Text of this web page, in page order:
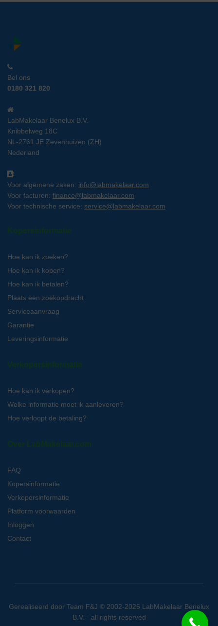
Bel ons
0180 321 820
LabMakelaar Benelux B.V.
Knibbelweg 18C
NL-2761 JE Zevenhuizen (ZH)
Nederland
Voor algemene zaken: info@labmakelaar.com
Voor facturen: finance@labmakelaar.com
Voor technische service: service@labmakelaar.com
Kopersinformatie
Hoe kan ik zoeken?
Hoe kan ik kopen?
Hoe kan ik betalen?
Plaats een zoekopdracht
Serviceaanvraag
Garantie
Leveringsinformatie
Verkopersinformatie
Hoe kan ik verkopen?
Welke informatie moet ik aanleveren?
Hoe verloopt de betaling?
Over LabMakelaar.com
FAQ
Kopersinformatie
Verkopersinformatie
Platform voorwaarden
Inloggen
Contact
Gerealiseerd door Team F&J © 2002-2026 LabMakelaar Benelux
B.V. - all rights reserved